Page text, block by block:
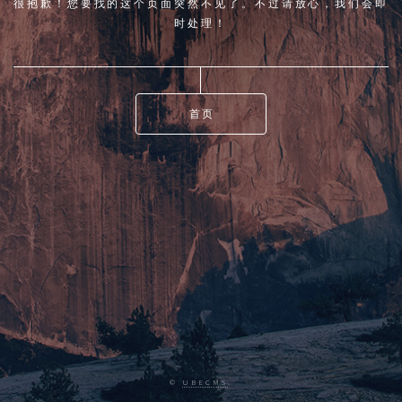
很抱歉！您要找的这个页面突然不见了。不过请放心，我们会即
时处理！
首页
© UBECMS.